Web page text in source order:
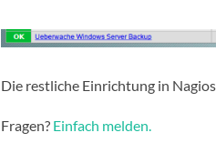
Die restliche Einrichtung in
Fragen? Einfach melden.